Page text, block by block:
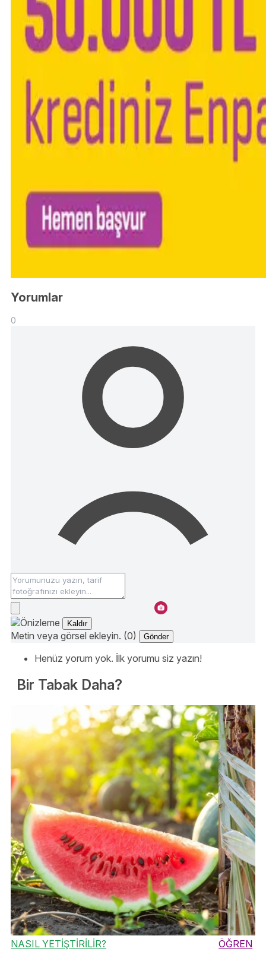
Yorumlar
0
Kaldır
Metin veya görsel ekleyin. (0) Gönder
Henüz yorum yok. İlk yorumu siz yazın!
Bir Tabak Daha?
NASIL YETİŞTİRİLİR? ÖĞREN